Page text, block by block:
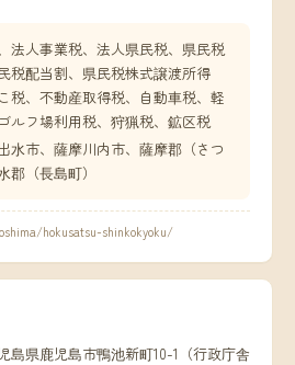
法人事業税、法人県民税、県民税
税配当割、県民税株式譲渡所得
税、不動産取得税、自動車税、軽
ルフ場利用税、狩猟税、鉱区税
水市、薩摩川内市、薩摩郡（さつ
郡（長島町）
hokusatsu-shinkokyoku/
島県鹿児島市鴨池新町10-1（行政庁舎